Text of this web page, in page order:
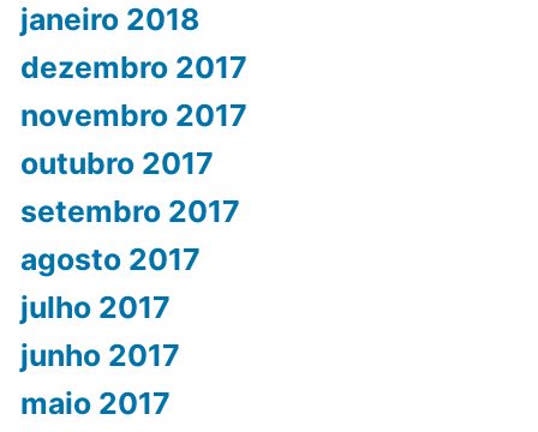
janeiro 2018
dezembro 2017
novembro 2017
outubro 2017
setembro 2017
agosto 2017
julho 2017
junho 2017
maio 2017